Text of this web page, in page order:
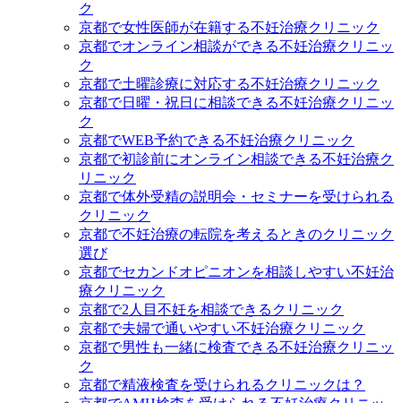
ク
京都で女性医師が在籍する不妊治療クリニック
京都でオンライン相談ができる不妊治療クリニッ
ク
京都で土曜診療に対応する不妊治療クリニック
京都で日曜・祝日に相談できる不妊治療クリニッ
ク
京都でWEB予約できる不妊治療クリニック
京都で初診前にオンライン相談できる不妊治療ク
リニック
京都で体外受精の説明会・セミナーを受けられる
クリニック
京都で不妊治療の転院を考えるときのクリニック
選び
京都でセカンドオピニオンを相談しやすい不妊治
療クリニック
京都で2人目不妊を相談できるクリニック
京都で夫婦で通いやすい不妊治療クリニック
京都で男性も一緒に検査できる不妊治療クリニッ
ク
京都で精液検査を受けられるクリニックは？